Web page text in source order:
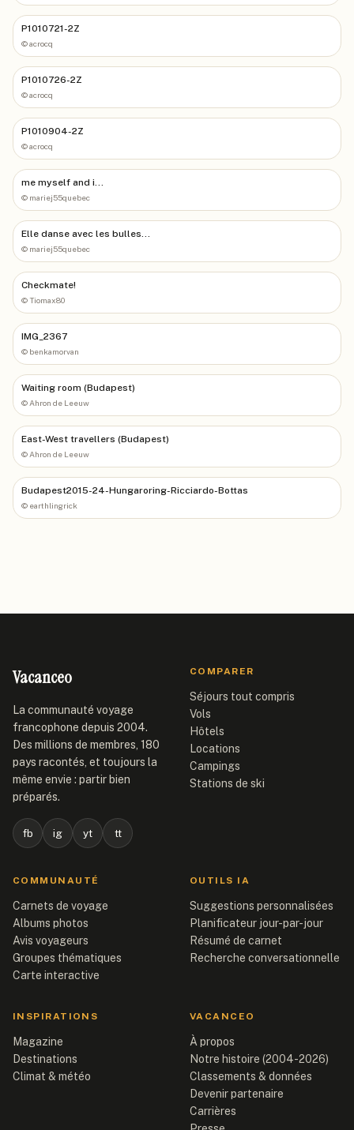
P1010721-2Z
©acrocq
P1010726-2Z
©acrocq
P1010904-2Z
©acrocq
me myself and i...
© mariej55quebec
Elle danse avec les bulles...
© mariej55quebec
Checkmate!
©Tiomax80
IMG_2367
© benkamorvan
Waiting room (Budapest)
© Ahron de Leeuw
East-West travellers (Budapest)
© Ahron de Leeuw
Budapest2015-24-Hungaroring-Ricciardo-Bottas
© earthlingrick
Vacanceo
La communauté voyage
francophone depuis 2004.
Des millions de membres, 180
pays racontés, et toujours la
même envie : partir bien
préparés.
fb ig yt tt
COMPARER
Séjours tout compris
Vols
Hôtels
Locations
Campings
Stations de ski
COMMUNAUTÉ
Carnets de voyage
Albums photos
Avis voyageurs
Groupes thématiques
Carte interactive
OUTILS IA
Suggestions personnalisées
Planificateur jour-par-jour
Résumé de carnet
Recherche conversationnelle
INSPIRATIONS
Magazine
Destinations
Climat & météo
VACANCEO
À propos
Notre histoire (2004-2026)
Classements & données
Devenir partenaire
Carrières